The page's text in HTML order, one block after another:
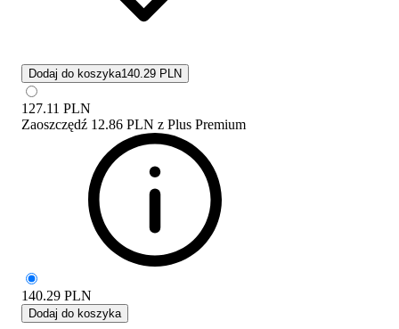
Dodaj do koszyka140.29 PLN
127.11 PLN
Zaoszczędź 12.86 PLN z Plus Premium
140.29 PLN
Dodaj do koszyka